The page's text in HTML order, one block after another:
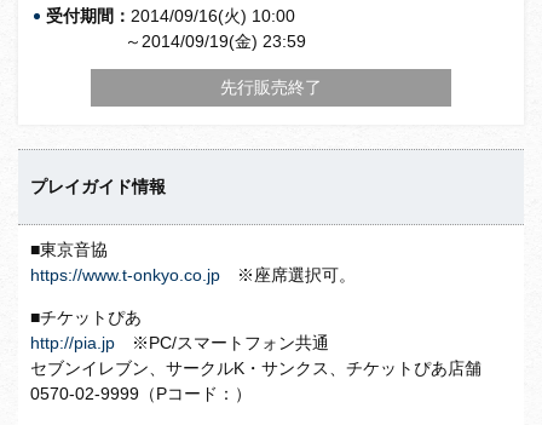
受付期間： 2014/09/16(火) 10:00
～2014/09/19(金) 23:59
先行販売終了
プレイガイド情報
■東京音協
https://www.t-onkyo.co.jp ※座席選択可。
■チケットぴあ
http://pia.jp ※PC/スマートフォン共通
セブンイレブン、サークルK・サンクス、チケットぴあ店舗
0570-02-9999（Pコード：）